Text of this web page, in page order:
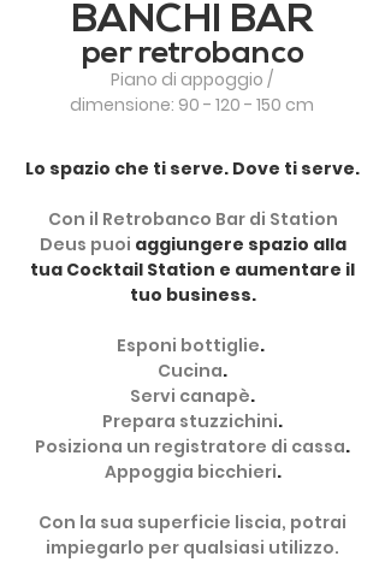
BANCHI BAR
per retrobanco
Piano di appoggio /
dimensione: 90 - 120 - 150 cm
Lo spazio che ti serve. Dove ti serve.
Con il Retrobanco Bar di Station
Deus puoi aggiungere spazio alla
tua Cocktail Station e aumentare il
tuo business.
Esponi bottiglie.
Cucina.
Servi canapè.
Prepara stuzzichini.
Posiziona un registratore di cassa.
Appoggia bicchieri.
Con la sua superficie liscia, potrai
impiegarlo per qualsiasi utilizzo.